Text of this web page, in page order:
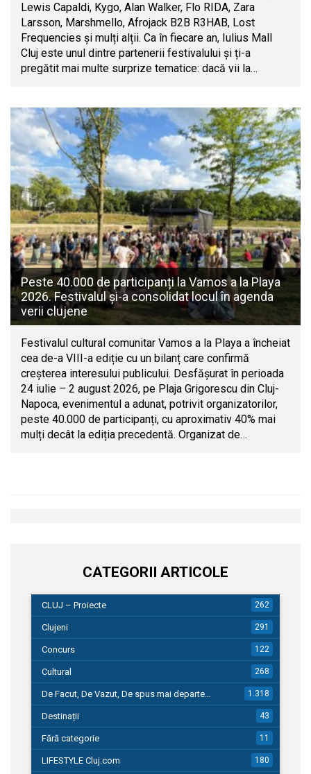
Lewis Capaldi, Kygo, Alan Walker, Flo RIDA, Zara
Larsson, Marshmello, Afrojack B2B R3HAB, Lost
Frequencies și mulți alții. Ca în fiecare an, Iulius Mall
Cluj este unul dintre partenerii festivalului și ți-a
pregătit mai multe surprize tematice: dacă vii la…
Peste 40.000 de participanți la Vamos a la Playa
2026. Festivalul și-a consolidat locul în agenda
verii clujene
Festivalul cultural comunitar Vamos a la Playa a încheiat
cea de-a VIII-a ediție cu un bilanț care confirmă
creșterea interesului publicului. Desfășurat în perioada
24 iulie – 2 august 2026, pe Plaja Grigorescu din Cluj-
Napoca, evenimentul a adunat, potrivit organizatorilor,
peste 40.000 de participanți, cu aproximativ 40% mai
mulți decât la ediția precedentă. Organizat de…
CATEGORII ARTICOLE
CLUJ – Proiecte 262
Clujeni 291
Concurs 122
Cultural 268
De Facut, De Vazut, De spus mai departe… 1.318
Destinații 43
Fără categorie 11
LIFESTYLE Cluj.com 180